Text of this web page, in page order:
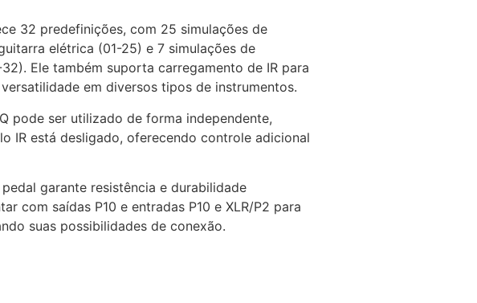
32 predefinições, com 25 simulações de
elétrica (01-25) e 7 simulações de
Ele também suporta carregamento de IR para
em diversos tipos de instrumentos.
pode ser utilizado de forma independente,
IR está desligado, oferecendo controle adicional
garante resistência e durabilidade
com saídas P10 e entradas P10 e XLR/P2 para
suas possibilidades de conexão.